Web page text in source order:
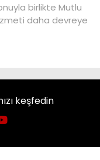
birlikte Mutlu
daha devreye
keşfedin